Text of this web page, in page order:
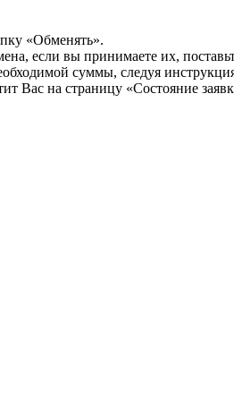
«Обменять».
если вы принимаете их,
суммы, следуя
Вас на страницу «Состояние